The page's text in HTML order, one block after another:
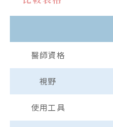
醫師資格
視野
使用工具